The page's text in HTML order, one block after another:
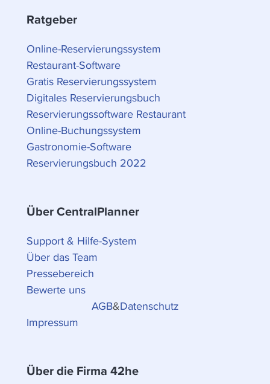
Ratgeber
Online-Reservierungssystem
Restaurant-Software
Gratis Reservierungssystem
Digitales Reservierungsbuch
Reservierungssoftware Restaurant
Online-Buchungssystem
Gastronomie-Software
Reservierungsbuch 2022
Über CentralPlanner
Support & Hilfe-System
Über das Team
Pressebereich
Bewerte uns
AGB&Datenschutz
Impressum
Über die Firma 42he